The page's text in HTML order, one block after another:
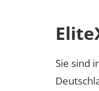
Sie sind